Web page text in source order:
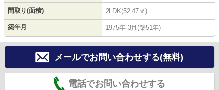
間取り(面積) 2LDK(52.47㎡)
築年月 1975年 3月(築51年)
メールでお問い合わせする(無料)
電話でお問い合わせする